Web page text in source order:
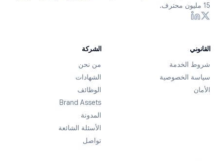
15 مليون محترف.
القانوني
شروط الخدمة
سياسة الخصوصية
الأمان
الشركة
من نحن
الشهادات
الوظائف
Brand Assets
المدونة
الأسئلة الشائعة
تواصل